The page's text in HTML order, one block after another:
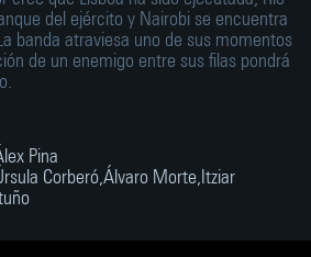
del ejército y Nairobi se encuentra
banda atraviesa uno de sus momentos
de un enemigo entre sus filas pondrá
Pina
Corberó,Álvaro Morte,Itziar